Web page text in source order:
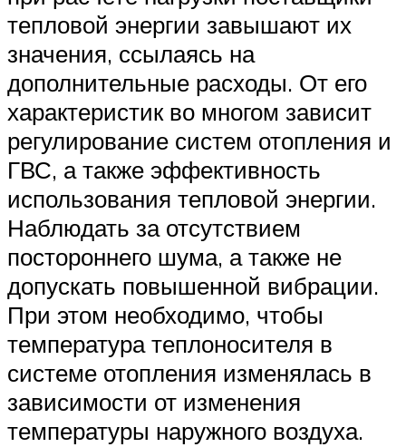
тепловой энергии завышают их
значения, ссылаясь на
дополнительные расходы. От его
характеристик во многом зависит
регулирование систем отопления и
ГВС, а также эффективность
использования тепловой энергии.
Наблюдать за отсутствием
постороннего шума, а также не
допускать повышенной вибрации.
При этом необходимо, чтобы
температура теплоносителя в
системе отопления изменялась в
зависимости от изменения
температуры наружного воздуха.